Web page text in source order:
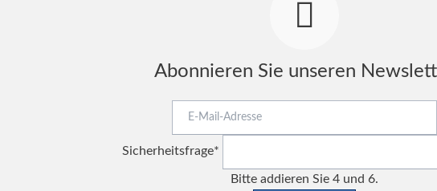
Abonnieren Sie unseren
Adresse
Pflichtfeld
Sicherheitsfrage*
Bitte addieren Sie 4 und 6.